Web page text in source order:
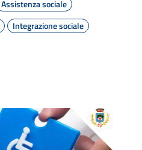
Assistenza sociale
Integrazione sociale